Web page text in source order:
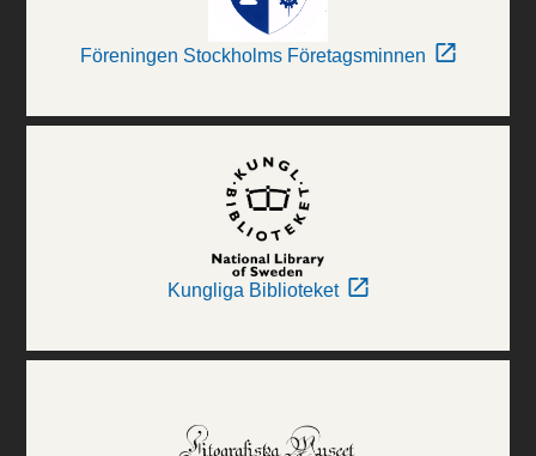
Föreningen Stockholms Företagsminnen
Kungliga Biblioteket